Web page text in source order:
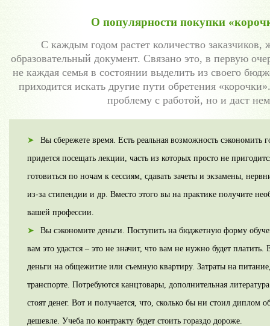
О популярности покупки
С каждым годом растет количество
образовательный документ. Связано это, в первую
не каждая семья в состоянии выделить из своего
приходится искать другие пути обретения
проблему с работой, но и даст
Вы сбережете время. Есть реальная возможность сэкономить
придется посещать лекции, часть из которых просто не
готовиться по ночам к сессиям, сдавать зачеты и экзамены,
из-за стипендии и др. Вместо этого вы на практике получите
вашей профессии.
Вы сэкономите деньги. Поступить на бюджетную форму
вам это удастся – это не значит, что вам не нужно будет
деньги на общежитие или съемную квартиру. Затраты на
транспорте. Потребуются канцтовары, дополнительная
стоят денег. Вот и получается, что, сколько бы ни стоил диплом
дешевле. Учеба по контракту будет стоить гораздо дороже.